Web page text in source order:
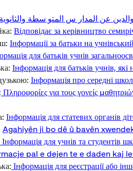
عن المدار س المتو سطة والثانوية
Відповідає за керівництво
Інформації за батьки на
для батьків учнів
Інформація для батьків учнів,
Інформація про середні
Πληροφορίες για τους γονείς
Інформація для статевих органів
Agahiyên ji bo dê û bavên
Інформація для учнів та студентів
pal e dejen te e daden kaj
Інформація для реєстрації або